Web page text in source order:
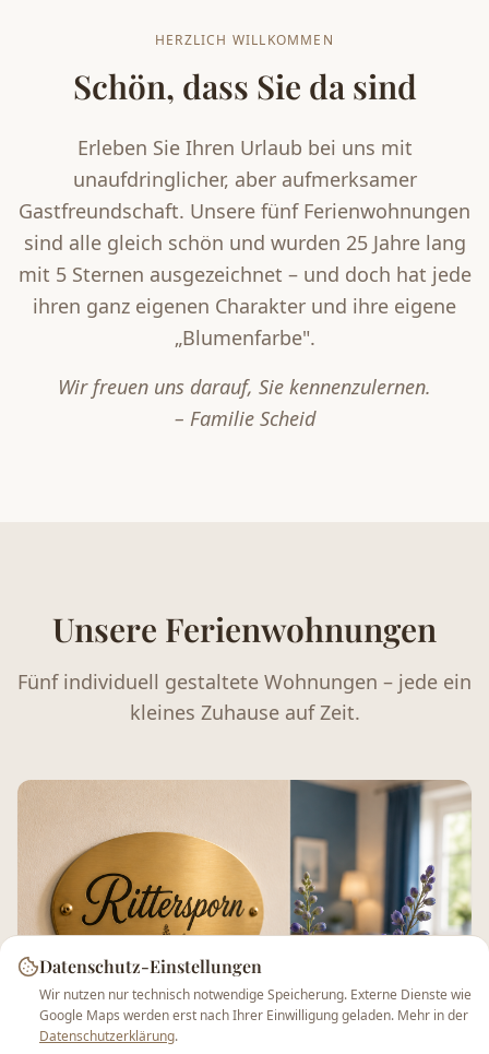
HERZLICH WILLKOMMEN
Schön, dass Sie da sind
Erleben Sie Ihren Urlaub bei uns mit
unaufdringlicher, aber aufmerksamer
Gastfreundschaft. Unsere fünf Ferienwohnungen
sind alle gleich schön und wurden 25 Jahre lang
mit 5 Sternen ausgezeichnet – und doch hat jede
ihren ganz eigenen Charakter und ihre eigene
„Blumenfarbe".
Wir freuen uns darauf, Sie kennenzulernen.
– Familie Scheid
Unsere Ferienwohnungen
Fünf individuell gestaltete Wohnungen – jede ein
kleines Zuhause auf Zeit.
Datenschutz-Einstellungen
Wir nutzen nur technisch notwendige Speicherung. Externe Dienste wie
Google Maps werden erst nach Ihrer Einwilligung geladen. Mehr in der
Datenschutzerklärung.